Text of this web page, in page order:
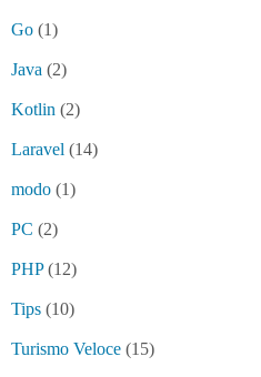
Go (1)
Java (2)
Kotlin (2)
Laravel (14)
modo (1)
PC (2)
PHP(12)
Tips (10)
Turismo Veloce (15)